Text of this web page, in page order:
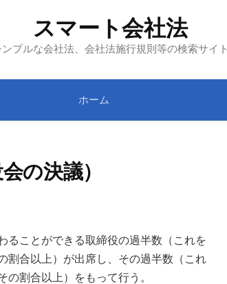
スマート会社法
ンプルな会社法、会社法施行規則等の検索サイト
ホーム
の決議）
ことができる取締役の過半数（これを
割合以上）が出席し、その過半数（これ
割合以上）をもって行う。